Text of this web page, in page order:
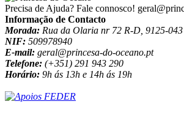
Precisa de Ajuda? Fale connosco!
Informação de Contacto
Morada: Rua da Olaria nr 72 R-D, 9125-
NIF: 509978940
E-mail: geral@princesa-do-oceano.pt
Telefone: (+351) 291 943 290
Horário: 9h ás 13h e 14h ás 19h